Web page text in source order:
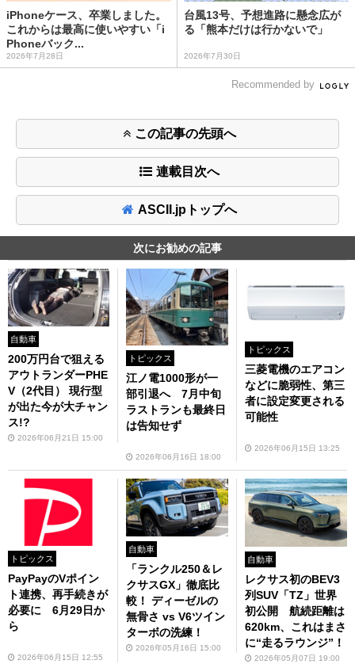
iPhoneケース、卒業しました。
これからは最高に使いやすい「i
Phoneバック...
2026年7月28日
台風13号、予想進路に懸念広が
る「熊本だけは行かないで」
2026年7月30日
Recommended by
この記事の先頭へ
連載目次へ
ASCII.jpトップへ
次にお勧めの記事
自動車
200万円台で狙える
アウトランダーPHE
V（2代目） 現行型
が出た今が大チャン
ス!?
2026年06月21日 15:00
トピックス
江ノ電1000形が一
部引退へ 7月中旬
ラストランも最終日
は告知せず
2026年06月16日 18:00
トピックス
三菱電機のエアコン
などに脆弱性、第三
者に設定変更される
可能性
2026年06月15日 13:25
トピックス
PayPayのVポイン
ト連携、再手続きが
必要に 6月29日か
ら
2026年06月15日 12:55
自動車
「ランクル250＆レ
クサスGX」徹底比
較！ ディーゼルの
無骨さ vs V6ツイン
ターボの洗練！
2026年05月16日 15:00
自動車
レクサス初のBEV3
列SUV「TZ」世界
初公開 航続距離は
620km、これはまさ
に“走るラウンジ”！
2026年05月07日 19:00